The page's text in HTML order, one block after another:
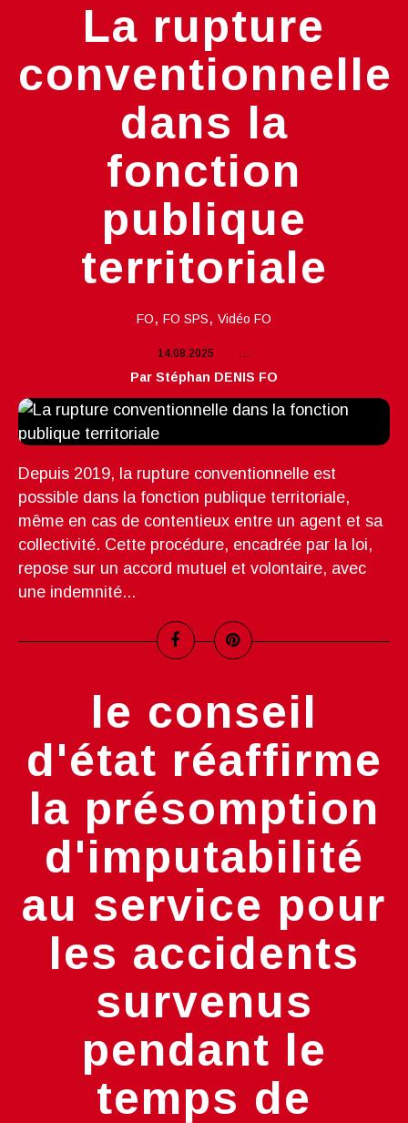
La rupture
conventionnelle
dans la
fonction
publique
territoriale
FO, FO SPS, Vidéo FO
14.08.2025 …
Par Stéphan DENIS FO
Depuis 2019, la rupture conventionnelle est
possible dans la fonction publique territoriale,
même en cas de contentieux entre un agent et sa
collectivité. Cette procédure, encadrée par la loi,
repose sur un accord mutuel et volontaire, avec
une indemnité...
le conseil
d'état réaffirme
la présomption
d'imputabilité
au service pour
les accidents
survenus
pendant le
temps de